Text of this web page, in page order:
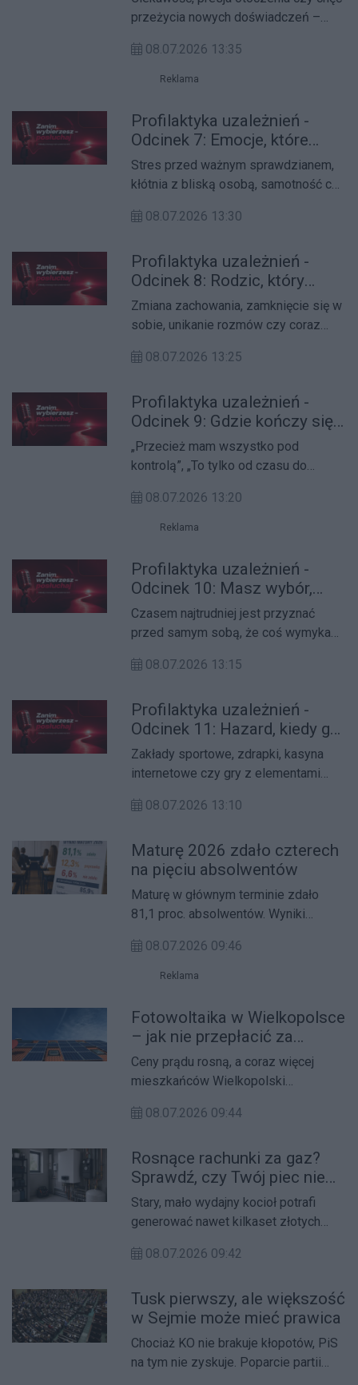
nie widać od razu
przeżycia nowych doświadczeń –
narkotyki może być wiele. Ich skutki
nie zawsze są jednak widoczne od
do poważnych konsekwencji
zdrowotnych, psychicznych i
08.07.2026 13:35
Reklama
Profilaktyka uzależnień -
Odcinek 7: Emocje, które
pchają do używek
Stres przed ważnym sprawdzianem,
kłótnia z bliską osobą, samotność czy
trudne emocje. Problem pojawia się
próbujemy je zagłuszyć, sięgając po
alkohol, papierosy, e-papierosy,
narkotyki lub uciekając w świat
internetu.
08.07.2026 13:30
Profilaktyka uzależnień -
Odcinek 8: Rodzic, który
widzi za dużo… albo za mało
Zmiana zachowania, zamknięcie się w
sobie, unikanie rozmów czy coraz
samotności to mogą być naturalne
również sygnałem, że młody człowiek
mierzy się z trudnościami. Jak
odróżnić jedno od drugiego?
08.07.2026 13:25
Profilaktyka uzależnień -
Odcinek 9: Gdzie kończy się
zabawa, a zaczyna problem?
„Przecież mam wszystko pod
kontrolą”, „To tylko od czasu do
myśli często pojawiają się wtedy, gdy
trudno zauważyć, że niewinna zabawa
Gdzie przebiega granica i kiedy warto
się zatrzymać?
08.07.2026 13:20
Reklama
Profilaktyka uzależnień -
Odcinek 10: Masz wybór,
gdzie szukać pomocy i
wsparcia?
Czasem najtrudniej jest przyznać
przed samym sobą, że coś wymyka
wstyd czy przekonanie, że „muszę
wiele osób zbyt długo zwleka z
sięgnięciem po pomoc.
08.07.2026 13:15
Profilaktyka uzależnień -
Odcinek 11: Hazard, kiedy gra
przestaje być zabawą?
Zakłady sportowe, zdrapki, kasyna
internetowe czy gry z elementami
niewinną rozrywką. Problem pojawia
przejmować kontrolę nad decyzjami,
czasem i pieniędzmi.
08.07.2026 13:10
Maturę 2026 zdało czterech
na pięciu absolwentów
Maturę w głównym terminie zdało
81,1 proc. absolwentów. Wyniki
i technikami.
08.07.2026 09:46
Reklama
Fotowoltaika w Wielkopolsce
– jak nie przepłacić za
instalację i falownik?
Ceny prądu rosną, a coraz więcej
mieszkańców Wielkopolski
elektrownią słoneczną na dachu.
bywa nieprzejrzysty – trudno ocenić,
czy proponowana instalacja
rzeczywiście ma dobre parametry, a
serce systemu, czyli falownik,
coraz więcej instalatorów i
partnera, jakim jest dystrybutor
fotowoltaiki w Poznaniu – firma Alter
Energia.
08.07.2026 09:44
Rosnące rachunki za gaz?
Sprawdź, czy Twój piec nie
jest tego przyczyną
Stary, mało wydajny kocioł potrafi
generować nawet kilkaset złotych
Jeśli zbliża się sezon grzewczy, a
warto rozważyć wymianę na
nowoczesny model o wysokiej
sprawności. Coraz więcej
mieszkańców Poznania i okolic szuka
08.07.2026 09:42
Tusk pierwszy, ale większość
w Sejmie może mieć prawica
Chociaż KO nie brakuje kłopotów, PiS
na tym nie zyskuje. Poparcie partii